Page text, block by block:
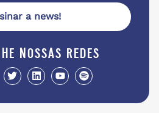
a news!
nossas redes